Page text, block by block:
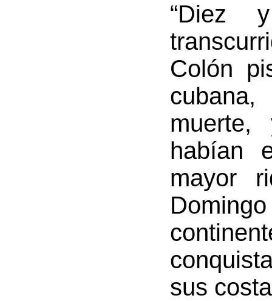
“Diez
Colón
habían
mayor
sus